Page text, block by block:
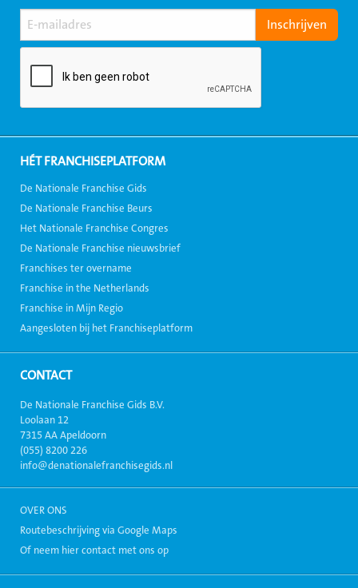
HÉT FRANCHISEPLATFORM
De Nationale Franchise Gids
De Nationale Franchise Beurs
Het Nationale Franchise Congres
De Nationale Franchise nieuwsbrief
Franchises ter overname
Franchise in the Netherlands
Franchise in Mijn Regio
Aangesloten bij het Franchiseplatform
CONTACT
De Nationale Franchise Gids B.V.
Loolaan 12
7315 AA Apeldoorn
(055) 8200 226
info@denationalefranchisegids.nl
OVER ONS
Routebeschrijving via Google Maps
Of neem hier contact met ons op